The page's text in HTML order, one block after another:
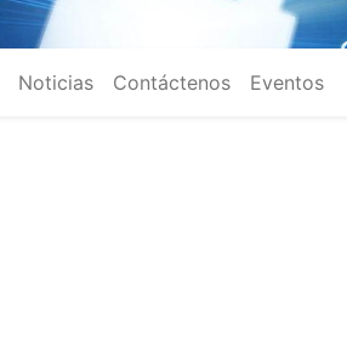
Noticias Contáctenos Eventos